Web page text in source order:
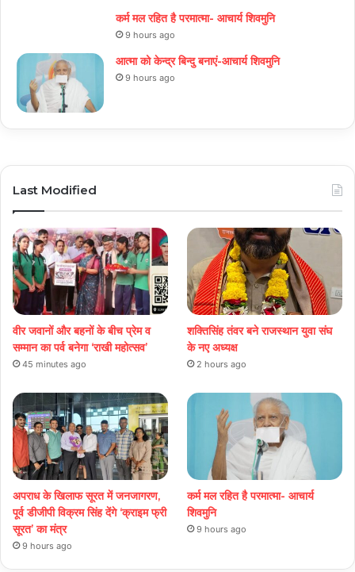
कर्म मल रहित है परमात्मा- आचार्य शिवमुनि
9 hours ago
आत्मा को केन्द्र बिन्दु बनाएं-आचार्य शिवमुनि
9 hours ago
Last Modified
वीर जवानों और बहनों के बीच प्रेम व
सम्मान का पर्व बनेगा ‘राखी महोत्सव’
45 minutes ago
शक्तिसिंह तंवर बने राजस्थान युवा संघ
के नए अध्यक्ष
2 hours ago
अपराध के खिलाफ सूरत में जनजागरण,
पूर्व डीजीपी विक्रम सिंह देंगे ‘क्राइम फ्री
सूरत’ का मंत्र
9 hours ago
कर्म मल रहित है परमात्मा- आचार्य
शिवमुनि
9 hours ago